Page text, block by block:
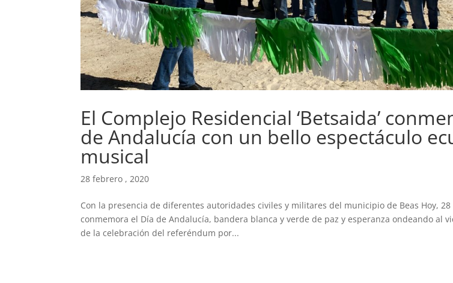
El Complejo Residencial ‘Betsaida’
de Andalucía con un bello espectáculo
musical
28 febrero , 2020
Con la presencia de diferentes autoridades civiles y militares del municipio de Beas Hoy,
conmemora el Día de Andalucía, bandera blanca y verde de paz y esperanza ondeando al
de la celebración del referéndum por...